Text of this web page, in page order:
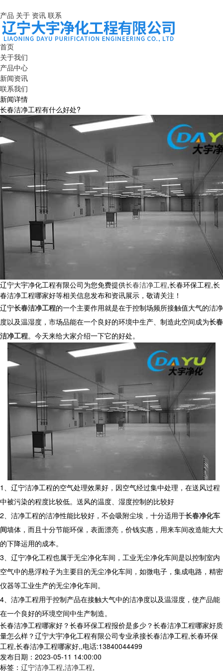
产品 关于 资讯 联系
首页
关于我们
产品中心
新闻资讯
联系我们
新闻详情
长春洁净工程有什么好处?
辽宁大宇净化工程有限公司为您免费提供长春洁净工程,长春环保工程,长
春洁净工程哪家好等相关信息发布和资讯展示，敬请关注！
辽宁长春洁净工程的一个主要作用就是在于控制场频所接触值大气的洁净
度以及温湿度，市场品能在一个良好的环境中生产、制造此空间成为长春
洁净工程。今天来给大家介绍一下它的好处。
1、辽宁洁净工程的空气处理效果好，因空气经过集中处理，在送风过程
中被污染的程度比较低。送风的温度、湿度控制的比较好
2、洁净工程的洁净性能比较好，不会吸附尘埃，十分适用于长春净化车
间墙体，而且十分节能环保，表面漂亮，价钱实惠，用来车间改造能大大
的下降运用的成本。
3、辽宁净化工程也属于无尘净化车间，工业无尘净化车间是以控制室内
空气中的悬浮粒子为主要目的无尘净化车间，如微电子，集成电路，精密
仪器等工业生产的无尘净化车间。
4、洁净工程用于控制产品在接触大气中的洁净度以及温湿度，使产品能
在一个良好的环境空间中生产制造。
长春洁净工程哪家好？长春环保工程报价是多少？长春洁净工程哪家好质
量怎么样？辽宁大宇净化工程有限公司专业承接长春洁净工程,长春环保
工程,长春洁净工程哪家好,,电话:13840044499
发布日期：2023-05-11 14:00:00
标签： 辽宁洁净工程,洁净工程,